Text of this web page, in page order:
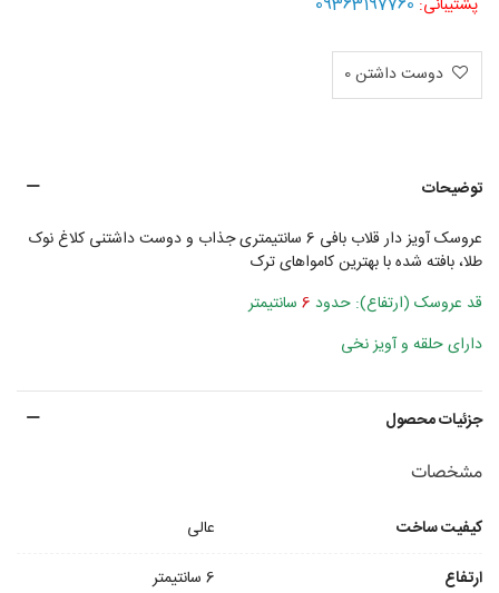
پشتیبانی:
دوست داشتن0
توضیحات
عروسک آویز دار قلاب بافی 6 سانتیمتری جذاب و دوست داشتنی کلاغ نوک
طلا، بافته شده با بهترین کامواهای ترک
قد عروسک (ارتفاع): حدود 6 سانتیمتر
دارای حلقه و آویز نخی
جزئیات محصول
مشخصات
کیفیت ساخت
عالی
ارتفاع
6 سانتیمتر